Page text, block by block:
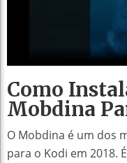
Como
Mobdina
O Mobdina é um dos
para o Kodi em 2018.